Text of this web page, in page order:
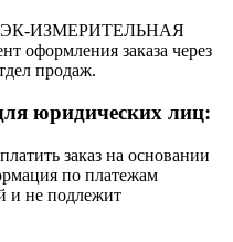
ИЗМЕРИТЕЛЬНАЯ
оформления заказа через
продаж.
юридических лиц:
заказ на основании
по платежам
и не подлежит